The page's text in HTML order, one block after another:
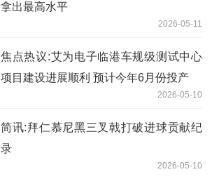
拿出最高水平
2026-05-11
焦点热议:艾为电子临港车规级测试中心
项目建设进展顺利 预计今年6月份投产
2026-05-10
简讯:拜仁慕尼黑三叉戟打破进球贡献纪
录
2026-05-10